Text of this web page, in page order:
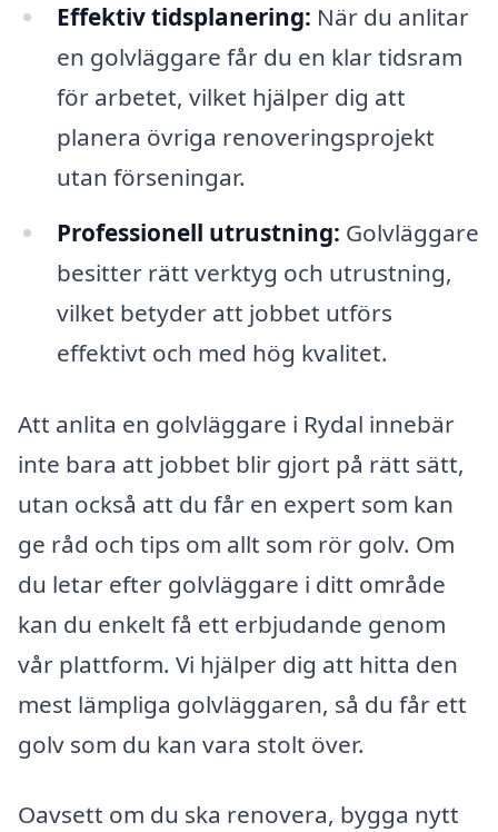
Effektiv tidsplanering: När du anlitar
en golvläggare får du en klar tidsram
för arbetet, vilket hjälper dig att
planera övriga renoveringsprojekt
utan förseningar.
Professionell utrustning: Golvläggare
besitter rätt verktyg och utrustning,
vilket betyder att jobbet utförs
effektivt och med hög kvalitet.
Att anlita en golvläggare i Rydal innebär
inte bara att jobbet blir gjort på rätt sätt,
utan också att du får en expert som kan
ge råd och tips om allt som rör golv. Om
du letar efter golvläggare i ditt område
kan du enkelt få ett erbjudande genom
vår plattform. Vi hjälper dig att hitta den
mest lämpliga golvläggaren, så du får ett
golv som du kan vara stolt över.
Oavsett om du ska renovera, bygga nytt